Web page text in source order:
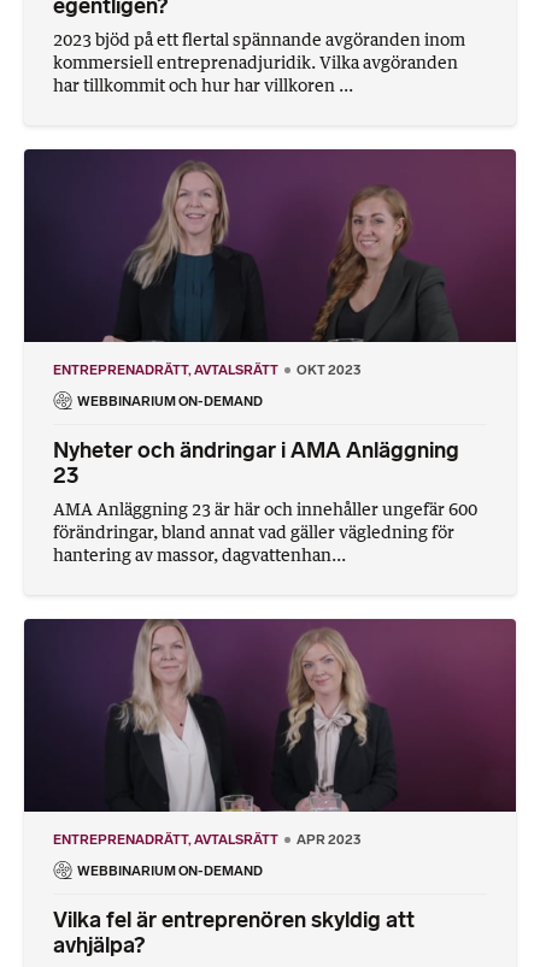
egentligen?
2023 bjöd på ett flertal spännande avgöranden inom
kommersiell entreprenadjuridik. Vilka avgöranden
har tillkommit och hur har villkoren ...
ENTREPRENADRÄTT AVTALSRÄTT OKT 2023
WEBBINARIUM ON-DEMAND
Nyheter och ändringar i AMA Anläggning
23
AMA Anläggning 23 är här och innehåller ungefär 600
förändringar, bland annat vad gäller vägledning för
hantering av massor, dagvattenhan...
ENTREPRENADRÄTT AVTALSRÄTT APR 2023
WEBBINARIUM ON-DEMAND
Vilka fel är entreprenören skyldig att
avhjälpa?